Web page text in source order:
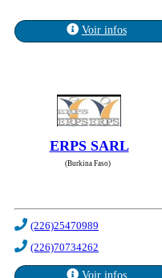
Voir infos
ERPS SARL
(Burkina Faso)
(226)25470989
(226)70734262
Voir infos